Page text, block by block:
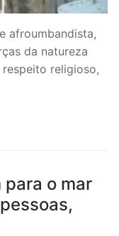
afroumbandista,
da natureza
religioso,
para o mar